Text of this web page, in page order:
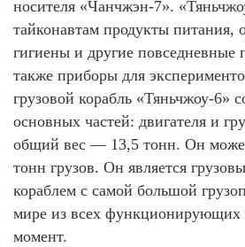
носителя «Чанчжэн-7».
тайконавтам продукты питания,
гигиены и другие повседневные
также приборы для
грузовой корабль «Тяньчжоу-6»
основных частей: двигателя и
общий вес — 13,5 тонн. Он
тонн грузов. Он является
кораблем с самой большой
мире из всех функционирующих
момент.